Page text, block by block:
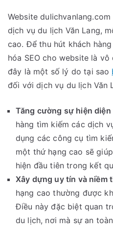
Website
dịch vụ du lịch Văn Lang,
cao. Để thu hút khách
hóa SEO cho website là
đây là một số lý do tại sao
đối với dịch vụ du lịch Văn
Tăng cường sự hiện
hàng tìm kiếm các dịch
dụng các công cụ tìm
một thứ hạng cao sẽ
hiện đầu tiên trong kết
Xây dựng uy tín và niềm
hạng cao thường được
Điều này đặc biệt quan
du lịch, nơi mà sự an